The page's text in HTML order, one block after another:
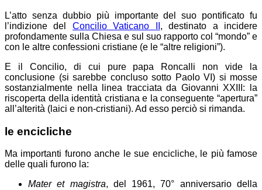
L’atto senza dubbio più importante del suo pontificato fu
l’indizione del Concilio Vaticano II , destinato a incidere
profondamente sulla Chiesa e sul suo rapporto col “mondo” e
con le altre confessioni cristiane (e le “altre religioni”).
E il Concilio, di cui pure papa Roncalli non vide la
conclusione (si sarebbe concluso sotto Paolo VI) si mosse
sostanzialmente nella linea tracciata da Giovanni XXIII: la
riscoperta della identità cristiana e la conseguente “apertura”
all’alterità (laici e non-cristiani). Ad esso perciò si rimanda.
le encicliche
Ma importanti furono anche le sue encicliche, le più famose
delle quali furono la:
Mater et magistra, del 1961, 70° anniversario della